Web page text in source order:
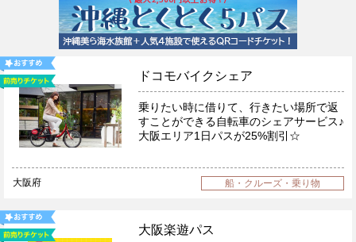
ドコモバイクシェア
乗りたい時に借りて、行きたい場所で返
すことができる自転車のシェアサービス♪
大阪エリア1日パスが25%割引☆
大阪府 船・クルーズ・乗り物
大阪楽遊パス